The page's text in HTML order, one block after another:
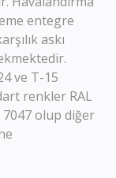
entegre
askı
ve T-15
renkler RAL
7047 olup diğer